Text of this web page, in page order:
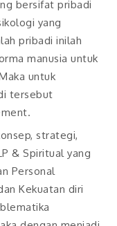
bersifat pribadi
yang
pribadi inilah
manusia untuk
untuk
tersebut
strategi,
& Spiritual yang
Personal
Kekuatan diri